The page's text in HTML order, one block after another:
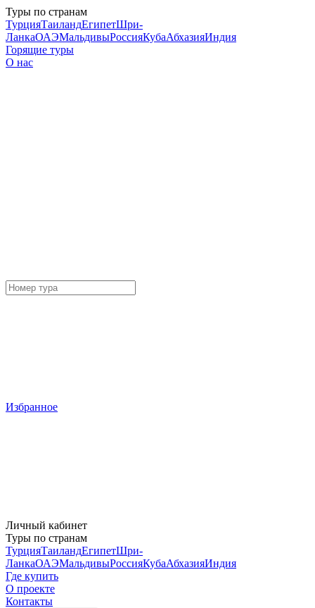
Туры по странам
ТурцияТаиландЕгипетШри-
ЛанкаОАЭМальдивыРоссияКубаАбхазияИндия
Горящие туры
О нас
Избранное
Личный кабинет
Туры по странам
ТурцияТаиландЕгипетШри-
ЛанкаОАЭМальдивыРоссияКубаАбхазияИндия
Где купить
О проекте
Контакты